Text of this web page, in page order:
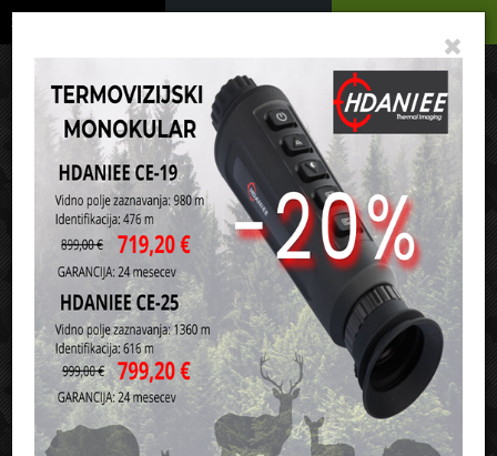
de
Vaša košarica je še prazna
Domov Noži in orodja WaltherRazvrsti po: ceni nazivu